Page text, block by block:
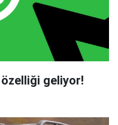
geliyor!